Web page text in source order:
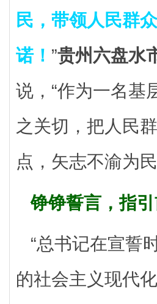
民，带领人民群
诺！ ”贵州六盘水
说，“作为一名基
之关切，把人民
点，矢志不渝为
铮铮誓言，指引
“总书记在宣誓
的社会主义现代